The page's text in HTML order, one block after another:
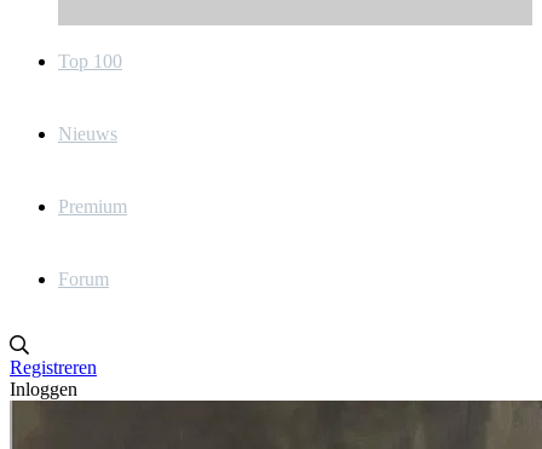
Top 100
Nieuws
Premium
Forum
Registreren
Inloggen